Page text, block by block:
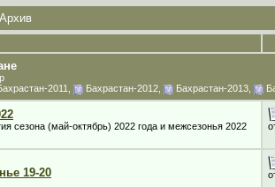
2011 Бахрастан-2012 Бахрастан-2013
сезона (май-октябрь) 2022 года и межсезонья 2022
19-20